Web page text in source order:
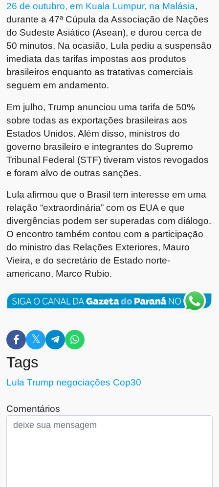
26 de outubro, em Kuala Lumpur, na Malásia,
durante a 47ª Cúpula da Associação de Nações
do Sudeste Asiático (Asean), e durou cerca de
50 minutos. Na ocasião, Lula pediu a suspensão
imediata das tarifas impostas aos produtos
brasileiros enquanto as tratativas comerciais
seguem em andamento.
Em julho, Trump anunciou uma tarifa de 50%
sobre todas as exportações brasileiras aos
Estados Unidos. Além disso, ministros do
governo brasileiro e integrantes do Supremo
Tribunal Federal (STF) tiveram vistos revogados
e foram alvo de outras sanções.
Lula afirmou que o Brasil tem interesse em uma
relação “extraordinária” com os EUA e que
divergências podem ser superadas com diálogo.
O encontro também contou com a participação
do ministro das Relações Exteriores, Mauro
Vieira, e do secretário de Estado norte-
americano, Marco Rubio.
Tags
Lula Trump negociações Cop30
Comentários